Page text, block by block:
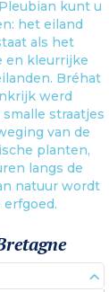
kunt u
het eiland
als het
en kleurrijke
Bréhat
werd
straatjes
van de
planten,
langs de
natuur wordt